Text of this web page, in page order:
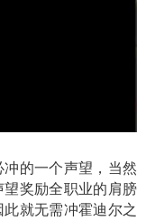
的一个声望，当然
奖励全职业的肩膀
就无需冲霍迪尔之